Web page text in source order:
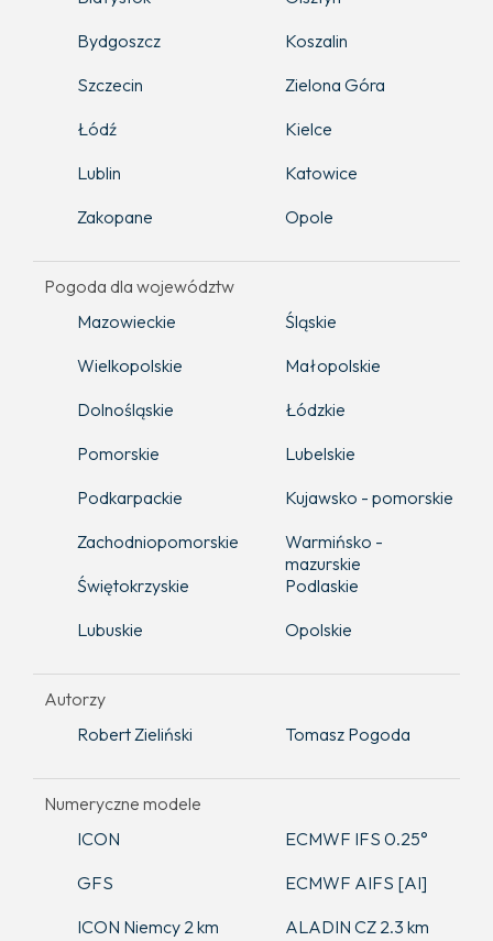
Bydgoszcz
Koszalin
Szczecin
Zielona Góra
Łódź
Kielce
Lublin
Katowice
Zakopane
Opole
Pogoda dla województw
Mazowieckie
Śląskie
Wielkopolskie
Małopolskie
Dolnośląskie
Łódzkie
Pomorskie
Lubelskie
Podkarpackie
Kujawsko - pomorskie
Zachodniopomorskie
Warmińsko -
mazurskie
Świętokrzyskie
Podlaskie
Lubuskie
Opolskie
Autorzy
Robert Zieliński
Tomasz Pogoda
Numeryczne modele
ICON
ECMWF IFS 0.25°
GFS
ECMWF AIFS [AI]
ICON Niemcy 2 km
ALADIN CZ 2.3 km